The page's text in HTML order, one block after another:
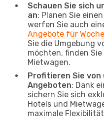
Schauen Sie sich
an: Planen Sie
werfen Sie auch
Angebote für
Sie die Umgebung
möchten, finden
Mietwagen.
Profitieren Sie von
Angeboten: Dank
sichern Sie sich
Hotels und
maximale